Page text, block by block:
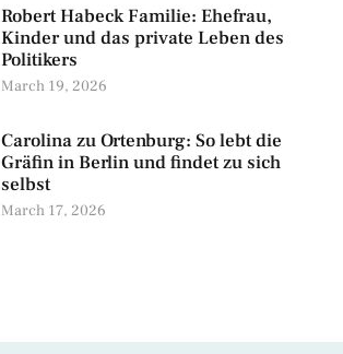
Robert Habeck Familie: Ehefrau,
Kinder und das private Leben des
Politikers
March 19, 2026
Carolina zu Ortenburg: So lebt die
Gräfin in Berlin und findet zu sich
selbst
March 17, 2026